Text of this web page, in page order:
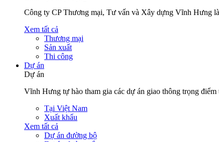
Công ty CP Thương mại, Tư vấn và Xây dựng Vĩnh Hưng
Xem tất cả
Thương mại
Sản xuất
Thi công
Dự án
Dự án
Vĩnh Hưng tự hào tham gia các dự án giao thông trọng
Tại Việt Nam
Xuất khẩu
Xem tất cả
Dự án đường bộ